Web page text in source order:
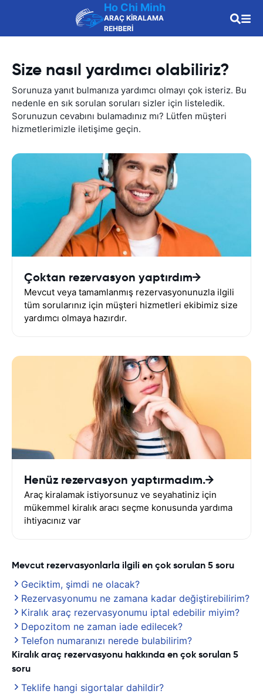
Ho Chi Minh
ARAÇ KİRALAMA
REHBERİ
Size nasıl yardımcı olabiliriz?
Sorunuza yanıt bulmanıza yardımcı olmayı çok isteriz. Bu
nedenle en sık sorulan soruları sizler için listeledik.
Sorunuzun cevabını bulamadınız mı? Lütfen müşteri
hizmetlerimizle iletişime geçin.
Çoktan rezervasyon yaptırdım
Mevcut veya tamamlanmış rezervasyonunuzla ilgili
tüm sorularınız için müşteri hizmetleri ekibimiz size
yardımcı olmaya hazırdır.
Henüz rezervasyon yaptırmadım.
Araç kiralamak istiyorsunuz ve seyahatiniz için
mükemmel kiralık aracı seçme konusunda yardıma
ihtiyacınız var
Mevcut rezervasyonlarla ilgili en çok sorulan 5 soru
Geciktim, şimdi ne olacak?
Rezervasyonumu ne zamana kadar değiştirebilirim?
Kiralık araç rezervasyonumu iptal edebilir miyim?
Depozitom ne zaman iade edilecek?
Telefon numaranızı nerede bulabilirim?
Kiralık araç rezervasyonu hakkında en çok sorulan 5
soru
Teklife hangi sigortalar dahildir?